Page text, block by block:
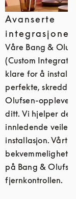
Avanserte
integrasjoner
Våre Bang &
(Custom
klare for å
perfekte,
Olufsen-
ditt. Vi hjelper
innledende
installasjon. Vårt
bekvemmelighet
på Bang &
fjernkontrollen.